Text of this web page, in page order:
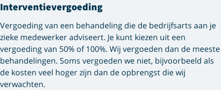
Interventie­vergoeding
Vergoeding van een behandeling die de bedrijfsarts aan je
zieke medewerker adviseert. Je kunt kiezen uit een
vergoeding van 50% of 100%. Wij vergoeden dan de meeste
behandelingen. Soms vergoeden we niet, bijvoorbeeld als
de kosten veel hoger zijn dan de opbrengst die wij
verwachten.